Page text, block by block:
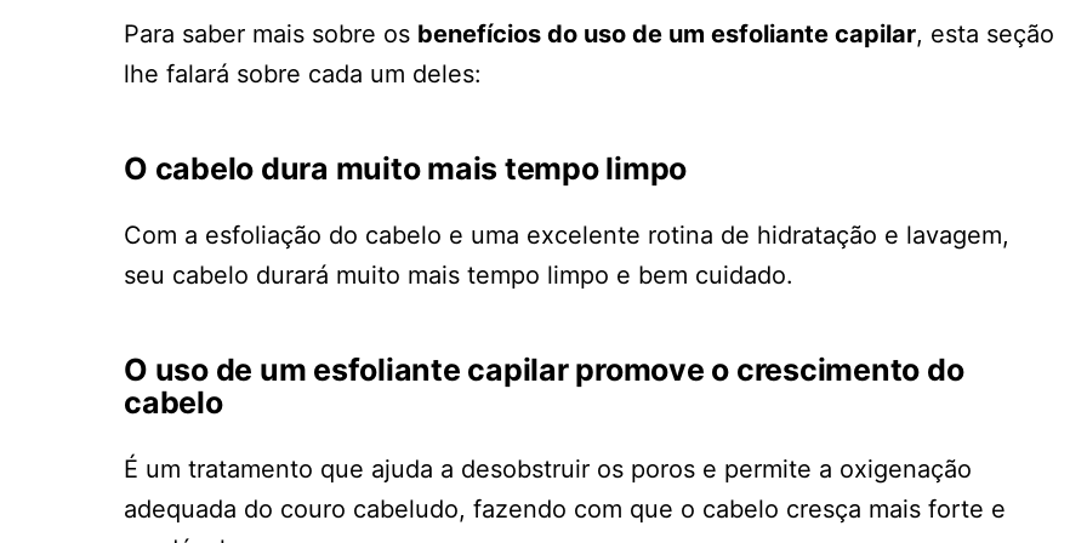
Para saber mais sobre os benefícios do uso de um esfoliante capilar, esta seção
lhe falará sobre cada um deles:
O cabelo dura muito mais tempo limpo
Com a esfoliação do cabelo e uma excelente rotina de hidratação e lavagem,
seu cabelo durará muito mais tempo limpo e bem cuidado.
O uso de um esfoliante capilar promove o crescimento do
cabelo
É um tratamento que ajuda a desobstruir os poros e permite a oxigenação
adequada do couro cabeludo, fazendo com que o cabelo cresça mais forte e